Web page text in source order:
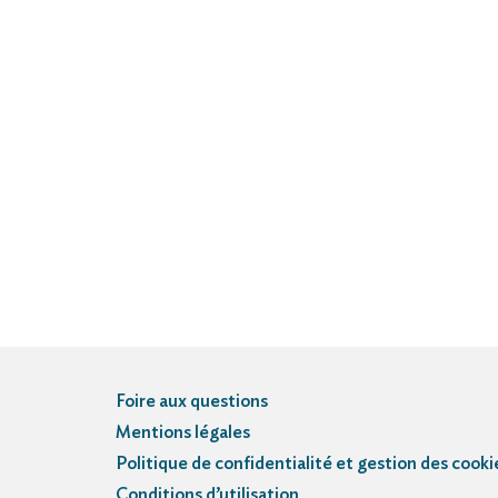
Foire aux questions
Mentions légales
Politique de confidentialité et gestion des